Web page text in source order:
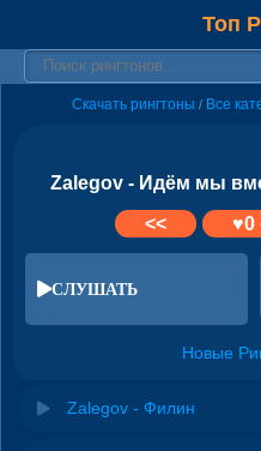
Топ
Скачать рингтоны / Все
Zalegov - Идём мы
<<
♥0
СЛУШАТЬ
Новые
Zalegov - Филин